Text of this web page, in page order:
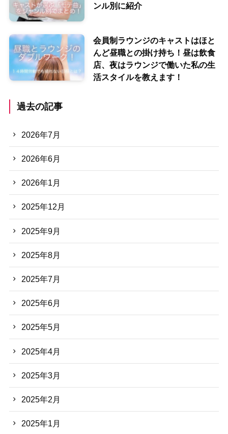
ンル別に紹介
会員制ラウンジのキャストはほと
んど昼職との掛け持ち！昼は飲食
店、夜はラウンジで働いた私の生
活スタイルを教えます！
過去の記事
2026年7月
2026年6月
2026年1月
2025年12月
2025年9月
2025年8月
2025年7月
2025年6月
2025年5月
2025年4月
2025年3月
2025年2月
2025年1月